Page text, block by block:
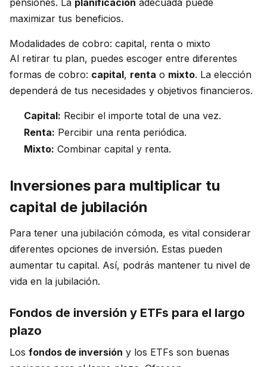
maximizar tus beneficios.
Modalidades de cobro: capital, renta o mixto
Al retirar tu plan, puedes escoger entre diferentes
formas de cobro: capital, renta o mixto. La elección
dependerá de tus necesidades y objetivos financieros.
Capital: Recibir el importe total de una vez.
Renta: Percibir una renta periódica.
Mixto: Combinar capital y renta.
Inversiones para multiplicar tu
capital de jubilación
Para tener una jubilación cómoda, es vital considerar
diferentes opciones de inversión. Estas pueden
aumentar tu capital. Así, podrás mantener tu nivel de
vida en la jubilación.
Fondos de inversión y ETFs para el largo
plazo
Los fondos de inversión y los ETFs son buenas